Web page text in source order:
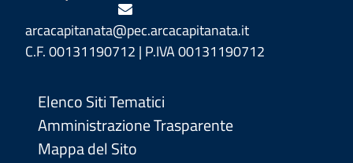
arcacapitanata@pec.arcacapitanata.it
C.F. 00131190712 | P.IVA 00131190712
Elenco Siti Tematici
Amministrazione Trasparente
Mappa del Sito